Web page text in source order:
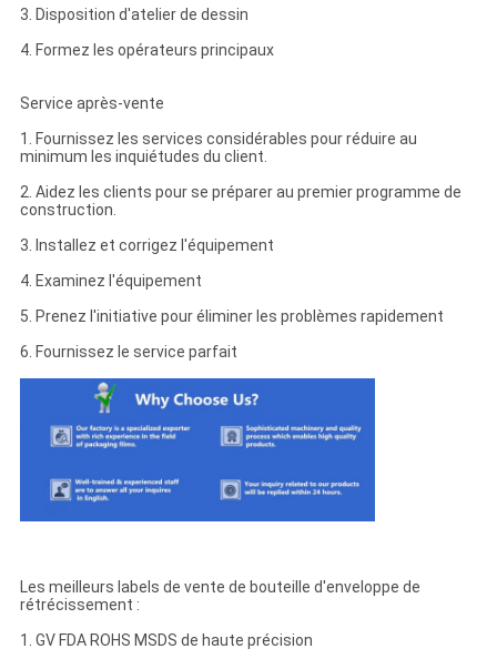
3. Disposition d'atelier de dessin
4. Formez les opérateurs principaux
Service après-vente
1. Fournissez les services considérables pour réduire au
minimum les inquiétudes du client.
2. Aidez les clients pour se préparer au premier programme de
construction.
3. Installez et corrigez l'équipement
4. Examinez l'équipement
5. Prenez l'initiative pour éliminer les problèmes rapidement
6. Fournissez le service parfait
Les meilleurs labels de vente de bouteille d'enveloppe de
rétrécissement :
1. GV FDA ROHS MSDS de haute précision